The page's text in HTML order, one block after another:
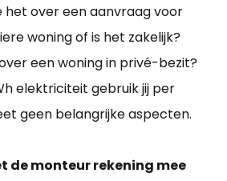
het over een aanvraag voor
woning of is het zakelijk?
een woning in privé-bezit?
elektriciteit gebruik jij per
geen belangrijke aspecten.
de monteur rekening mee